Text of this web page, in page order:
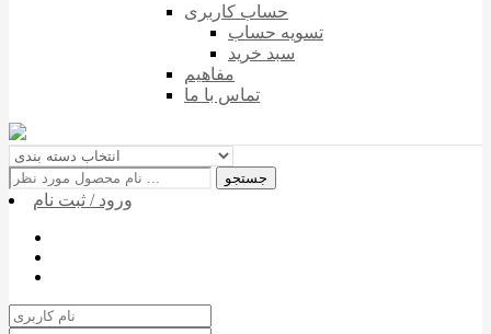
حساب کاربری
تسویه حساب
سبد خرید
مفاهیم
تماس با ما
جستجو
ورود / ثبت نام